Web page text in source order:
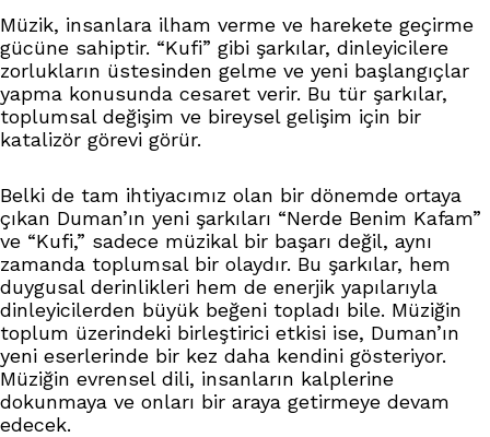
Müzik, insanlara ilham verme ve harekete geçirme
gücüne sahiptir. “Kufi” gibi şarkılar, dinleyicilere
zorlukların üstesinden gelme ve yeni başlangıçlar
yapma konusunda cesaret verir. Bu tür şarkılar,
toplumsal değişim ve bireysel gelişim için bir
katalizör görevi görür.
Belki de tam ihtiyacımız olan bir dönemde ortaya
çıkan Duman’ın yeni şarkıları “Nerde Benim Kafam”
ve “Kufi,” sadece müzikal bir başarı değil, aynı
zamanda toplumsal bir olaydır. Bu şarkılar, hem
duygusal derinlikleri hem de enerjik yapılarıyla
dinleyicilerden büyük beğeni topladı bile. Müziğin
toplum üzerindeki birleştirici etkisi ise, Duman’ın
yeni eserlerinde bir kez daha kendini gösteriyor.
Müziğin evrensel dili, insanların kalplerine
dokunmaya ve onları bir araya getirmeye devam
edecek.